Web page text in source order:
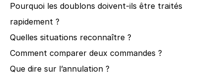
Pourquoi les doublons doivent-ils être traités
rapidement ?
Quelles situations reconnaître ?
Comment comparer deux commandes ?
Que dire sur l’annulation ?